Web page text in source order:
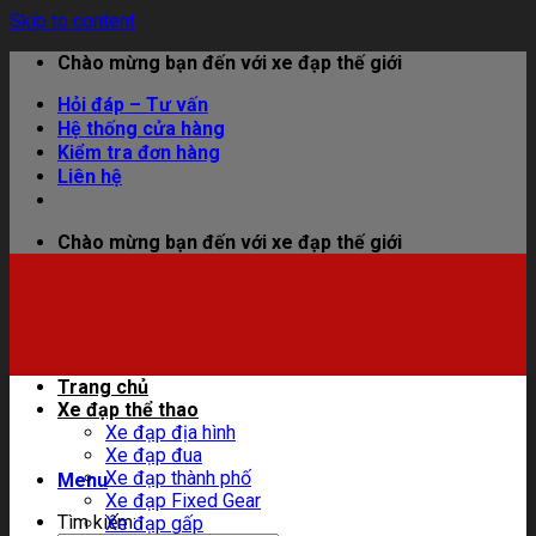
Skip to content
Chào mừng bạn đến với xe đạp thế giới
Hỏi đáp – Tư vấn
Hệ thống cửa hàng
Kiểm tra đơn hàng
Liên hệ
Chào mừng bạn đến với xe đạp thế giới
Menu
Tìm kiếm:
Trang chủ
Xe đạp thể thao
Xe đạp địa hình
Xe đạp đua
Xe đạp thành phố
Xe đạp Fixed Gear
Xe đạp gấp